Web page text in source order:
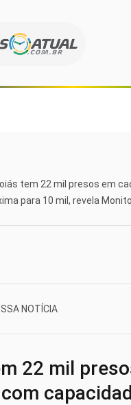
tem 22 mil presos em
para 10 mil, revela
NOTÍCIA
22 mil